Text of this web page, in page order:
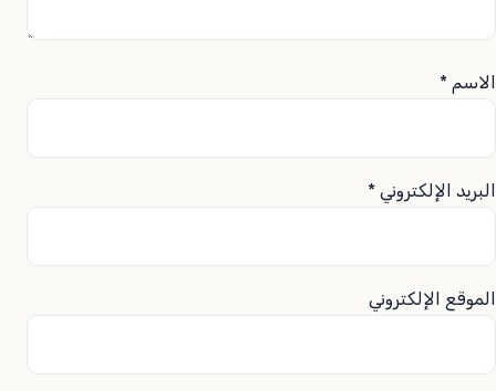
الاسم *
البريد الإلكتروني *
الموقع الإلكتروني